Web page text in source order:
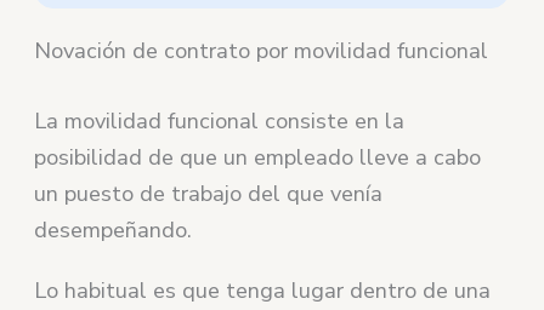
Novación de contrato por movilidad funcional
La movilidad funcional consiste en la
posibilidad de que un empleado lleve a cabo
un puesto de trabajo del que venía
desempeñando.
Lo habitual es que tenga lugar dentro de una